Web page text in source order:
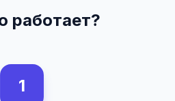
работает?
1